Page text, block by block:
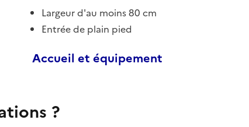
Largeur d'au moins 80 cm
Entrée de plain pied
Accueil et équipement
?